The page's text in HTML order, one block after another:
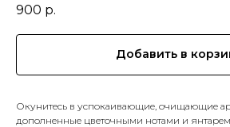
900 р.
Добавить в
Окунитесь в успокаивающие, очищающие
дополненные цветочными нотами и